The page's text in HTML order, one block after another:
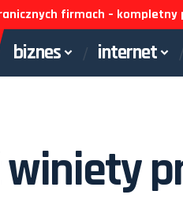
firmach –
biznes internet